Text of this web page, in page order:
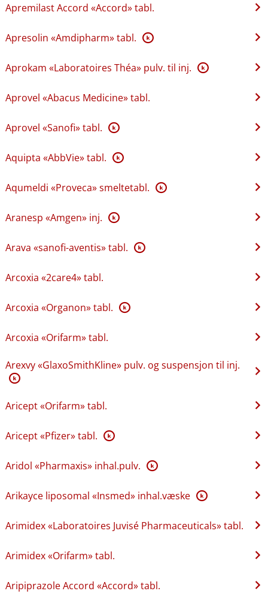
Apremilast Accord «Accord» tabl.
Apresolin «Amdipharm» tabl. K
Aprokam «Laboratoires Théa» pulv. til inj. K
Aprovel «Abacus Medicine» tabl.
Aprovel «Sanofi» tabl. K
Aquipta «AbbVie» tabl. K
Aqumeldi «Proveca» smeltetabl. K
Aranesp «Amgen» inj. K
Arava «sanofi-aventis» tabl. K
Arcoxia «2care4» tabl.
Arcoxia «Organon» tabl. K
Arcoxia «Orifarm» tabl.
Arexvy «GlaxoSmithKline» pulv. og suspensjon til inj.
K
Aricept «Orifarm» tabl.
Aricept «Pfizer» tabl. K
Aridol «Pharmaxis» inhal.pulv. K
Arikayce liposomal «Insmed» inhal.væske K
Arimidex «Laboratoires Juvisé Pharmaceuticals» tabl.
Arimidex «Orifarm» tabl.
Aripiprazole Accord «Accord» tabl.